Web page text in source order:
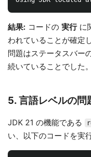
結果: コードの 実行に
われていることが確定
問題はステータスバー
続いていることでした。
5. 言語レベルの問
JDK 21 の機能である
い、以下のコードを実